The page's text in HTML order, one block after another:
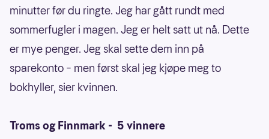
minutter før du ringte. Jeg har gått rundt med
sommerfugler i magen. Jeg er helt satt ut nå. Dette
er mye penger. Jeg skal sette dem inn på
sparekonto – men først skal jeg kjøpe meg to
bokhyller, sier kvinnen.
Troms og Finnmark - 5 vinnere